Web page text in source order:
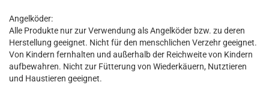
Angelköder:
Alle Produkte nur zur Verwendung als Angelköder bzw. zu deren
Herstellung geeignet. Nicht für den menschlichen Verzehr geeignet.
Von Kindern fernhalten und außerhalb der Reichweite von Kindern
aufbewahren. Nicht zur Fütterung von Wiederkäuern, Nutztieren
und Haustieren geeignet.